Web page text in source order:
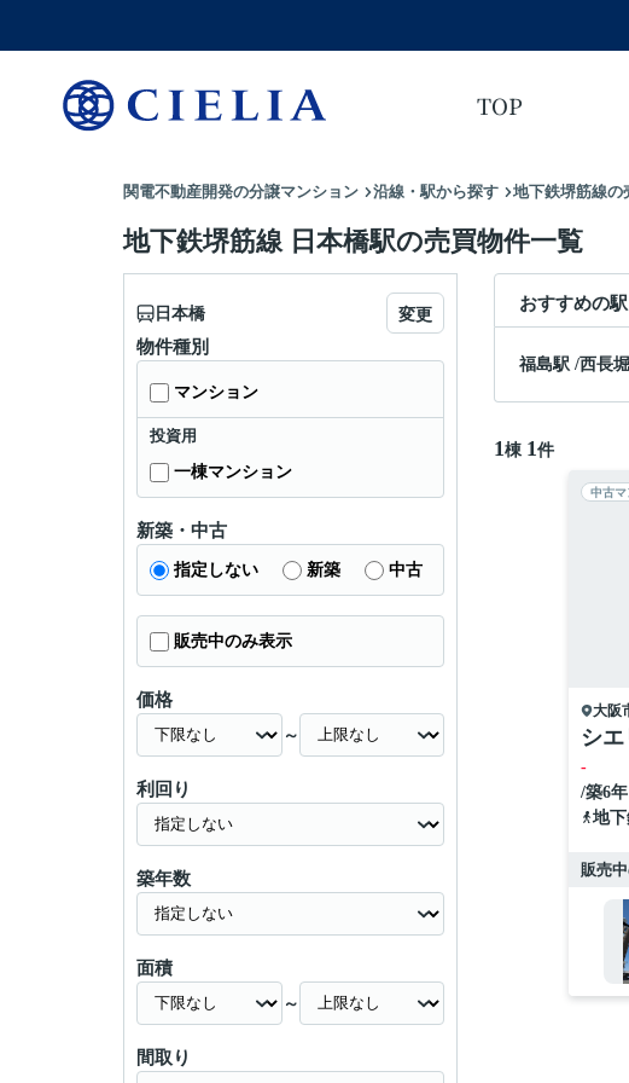
TOP
関電不動産開発の分譲マンション 沿線・駅から探す 地下鉄堺筋線の
地下鉄堺筋線 日本橋駅の売買物件一覧
おすすめの駅
福島駅 /西長
1 棟 1 件
中古マ
大阪
シ
-
/築6年
地
販売
日本橋 変更
物件種別
マンション
投資用
一棟マンション
新築・中古
指定しない 新築 中古
販売中のみ表示
価格
～
利回り
築年数
面積
～
間取り